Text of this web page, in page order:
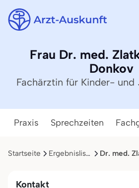
Frau Dr. med.
Donkov
Fachärztin für Kinder- und
Praxis Sprechzeiten
Startseite Ergebnisliste Dr. med.
Kontakt